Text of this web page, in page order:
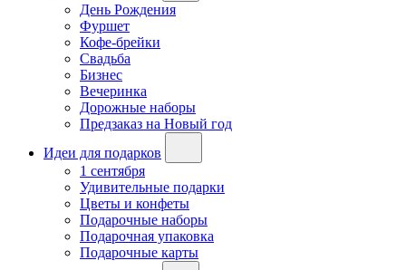
День Рождения
Фуршет
Кофе-брейки
Свадьба
Бизнес
Вечеринка
Дорожные наборы
Предзаказ на Новый год
Идеи для подарков
1 сентября
Удивительные подарки
Цветы и конфеты
Подарочные наборы
Подарочная упаковка
Подарочные карты